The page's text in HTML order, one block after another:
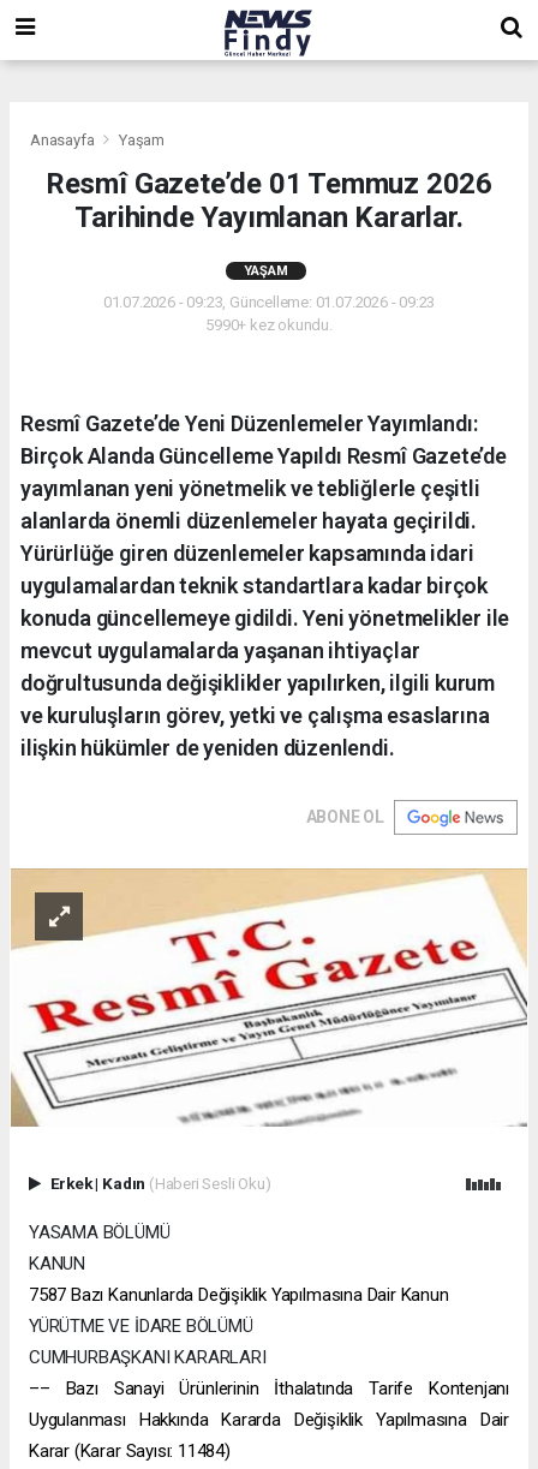
Anasayfa Yaşam
Resmî Gazete’de 01 Temmuz 2026
Tarihinde Yayımlanan Kararlar.
YAŞAM
01.07.2026 - 09:23, Güncelleme: 01.07.2026 - 09:23
5990+ kez okundu.
Resmî Gazete’de Yeni Düzenlemeler Yayımlandı:
Birçok Alanda Güncelleme Yapıldı Resmî Gazete’de
yayımlanan yeni yönetmelik ve tebliğlerle çeşitli
alanlarda önemli düzenlemeler hayata geçirildi.
Yürürlüğe giren düzenlemeler kapsamında idari
uygulamalardan teknik standartlara kadar birçok
konuda güncellemeye gidildi. Yeni yönetmelikler ile
mevcut uygulamalarda yaşanan ihtiyaçlar
doğrultusunda değişiklikler yapılırken, ilgili kurum
ve kuruluşların görev, yetki ve çalışma esaslarına
ilişkin hükümler de yeniden düzenlendi.
ABONE OL
Erkek| Kadın (Haberi Sesli Oku)
YASAMA BÖLÜMÜ
KANUN
7587 Bazı Kanunlarda Değişiklik Yapılmasına Dair Kanun
YÜRÜTME VE İDARE BÖLÜMÜ
CUMHURBAŞKANI KARARLARI
–– Bazı Sanayi Ürünlerinin İthalatında Tarife Kontenjanı
Uygulanması Hakkında Kararda Değişiklik Yapılmasına Dair
Karar (Karar Sayısı: 11484)